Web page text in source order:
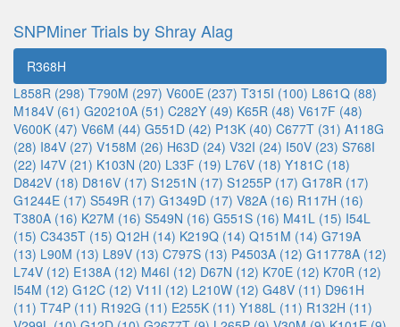
SNPMiner Trials by Shray Alag
R368H
L858R (298) T790M (297) V600E (237) T315I (100) L861Q (88)
M184V (61) G20210A (51) C282Y (49) K65R (48) V617F (48)
V600K (47) V66M (44) G551D (42) P13K (40) C677T (31) A118G
(28) I84V (27) V158M (26) H63D (24) V32I (24) I50V (23) S768I
(22) I47V (21) K103N (20) L33F (19) L76V (18) Y181C (18)
D842V (18) D816V (17) S1251N (17) S1255P (17) G178R (17)
G1244E (17) S549R (17) G1349D (17) V82A (16) R117H (16)
T380A (16) K27M (16) S549N (16) G551S (16) M41L (15) I54L
(15) C3435T (15) Q12H (14) K219Q (14) Q151M (14) G719A
(13) L90M (13) L89V (13) C797S (13) P4503A (12) G11778A (12)
L74V (12) E138A (12) M46I (12) D67N (12) K70E (12) K70R (12)
I54M (12) G12C (12) V11I (12) L210W (12) G48V (11) D961H
(11) T74P (11) R192G (11) E255K (11) Y188L (11) R132H (11)